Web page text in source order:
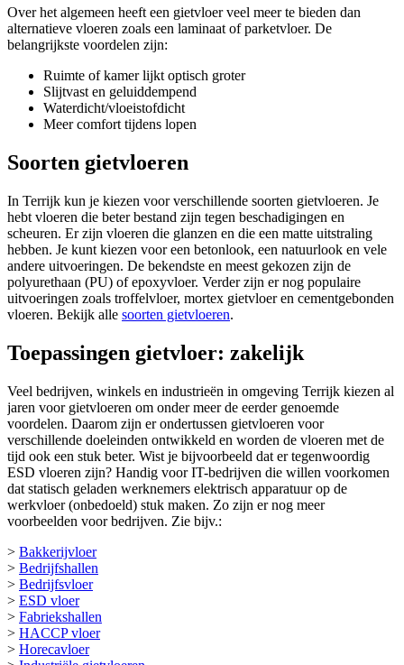
Over het algemeen heeft een gietvloer veel meer te bieden dan
alternatieve vloeren zoals een laminaat of parketvloer. De
belangrijkste voordelen zijn:
Ruimte of kamer lijkt optisch groter
Slijtvast en geluiddempend
Waterdicht/vloeistofdicht
Meer comfort tijdens lopen
Soorten gietvloeren
In Terrijk kun je kiezen voor verschillende soorten gietvloeren. Je
hebt vloeren die beter bestand zijn tegen beschadigingen en
scheuren. Er zijn vloeren die glanzen en die een matte uitstraling
hebben. Je kunt kiezen voor een betonlook, een natuurlook en vele
andere uitvoeringen. De bekendste en meest gekozen zijn de
polyurethaan (PU) of epoxyvloer. Verder zijn er nog populaire
uitvoeringen zoals troffelvloer, mortex gietvloer en cementgebonden
vloeren. Bekijk alle soorten gietvloeren.
Toepassingen gietvloer: zakelijk
Veel bedrijven, winkels en industrieën in omgeving Terrijk kiezen al
jaren voor gietvloeren om onder meer de eerder genoemde
voordelen. Daarom zijn er ondertussen gietvloeren voor
verschillende doeleinden ontwikkeld en worden de vloeren met de
tijd ook een stuk beter. Wist je bijvoorbeeld dat er tegenwoordig
ESD vloeren zijn? Handig voor IT-bedrijven die willen voorkomen
dat statisch geladen werknemers elektrisch apparatuur op de
werkvloer (onbedoeld) stuk maken. Zo zijn er nog meer
voorbeelden voor bedrijven. Zie bijv.:
> Bakkerijvloer
> Bedrijfshallen
> Bedrijfsvloer
> ESD vloer
> Fabriekshallen
> HACCP vloer
> Horecavloer